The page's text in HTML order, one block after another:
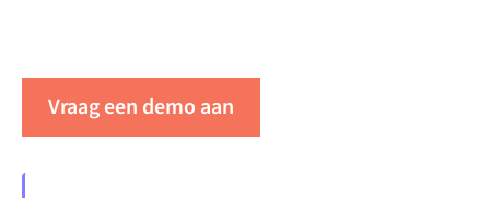
Vraag een demo aan